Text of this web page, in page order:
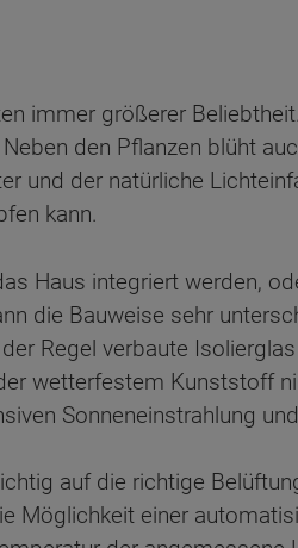
immer größerer
den Pflanzen blüht
und der natürliche
kann.
Haus integriert werden,
die Bauweise sehr
Regel verbaute
wetterfestem Kunststoff
Sonneneinstrahlung
auf die richtige
Möglichkeit einer